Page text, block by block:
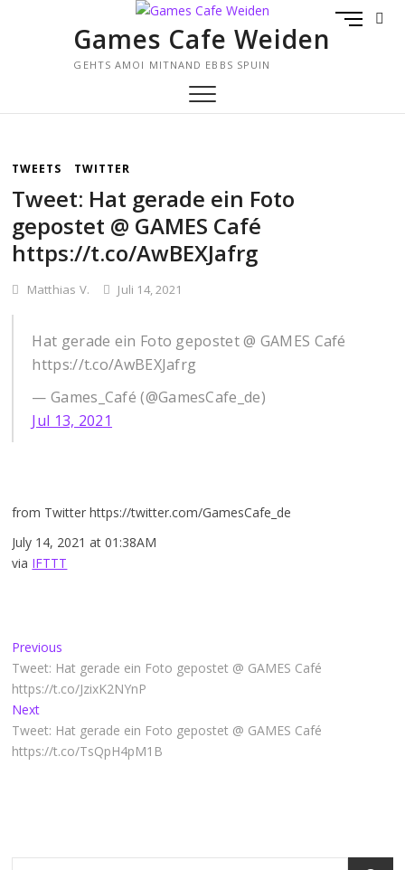
Games Cafe Weiden
GEHTS AMOI MITNAND EBBS SPUIN
M
TWEETS TWITTER
Tweet: Hat gerade ein Foto
gepostet @ GAMES Café
https://t.co/AwBEXJafrg
Matthias V. Juli 14, 2021
Hat gerade ein Foto gepostet @ GAMES Café
https://t.co/AwBEXJafrg
— Games_Café (@GamesCafe_de)
Jul 13, 2021
from Twitter https://twitter.com/GamesCafe_de
July 14, 2021 at 01:38AM
via IFTTT
Beitragsnavigation
Previous
post:
Tweet: Hat gerade ein Foto gepostet @ GAMES Café
https://t.co/JzixK2NYnP
NextNext
post:
Tweet: Hat gerade ein Foto gepostet @ GAMES Café
https://t.co/TsQpH4pM1B